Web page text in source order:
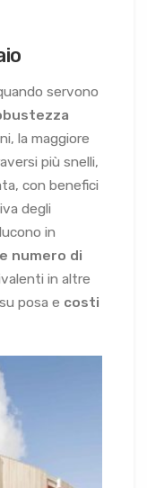
servono
la maggiore
più snelli,
con benefici
degli
in
numero di
in altre
posa e costi